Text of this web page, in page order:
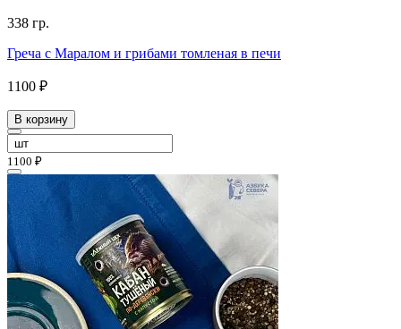
338 гр.
Греча с Маралом и грибами томленая в печи
1100 ₽
В корзину
1100 ₽